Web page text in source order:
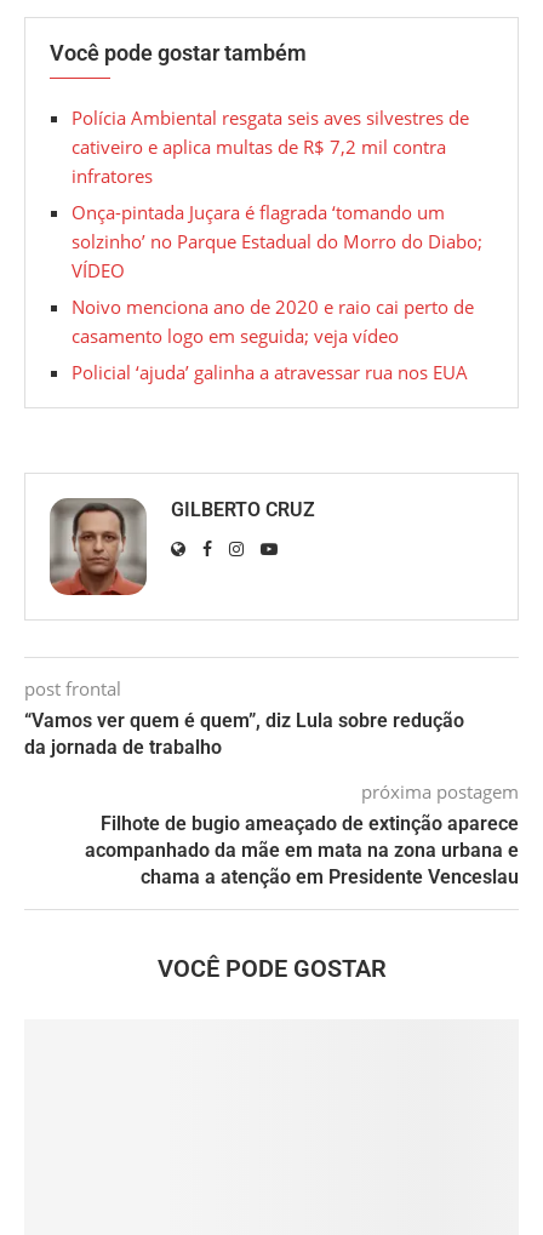
Você pode gostar também
Polícia Ambiental resgata seis aves silvestres de
cativeiro e aplica multas de R$ 7,2 mil contra
infratores
Onça-pintada Juçara é flagrada ‘tomando um
solzinho’ no Parque Estadual do Morro do Diabo;
VÍDEO
Noivo menciona ano de 2020 e raio cai perto de
casamento logo em seguida; veja vídeo
Policial ‘ajuda’ galinha a atravessar rua nos EUA
GILBERTO CRUZ
post frontal
“Vamos ver quem é quem”, diz Lula sobre redução
da jornada de trabalho
próxima postagem
Filhote de bugio ameaçado de extinção aparece
acompanhado da mãe em mata na zona urbana e
chama a atenção em Presidente Venceslau
VOCÊ PODE GOSTAR